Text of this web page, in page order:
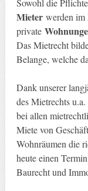
Sowohl die
Mieterwerden im
private
Das Mietrecht
Belange, welche
Dank unserer
des Mietrechts
bei allen
Miete von
Wohnräumen die
heute einen
Baurecht und